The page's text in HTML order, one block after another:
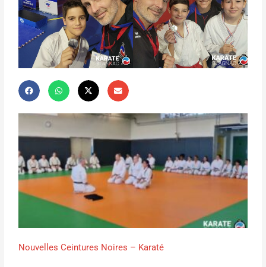
Nouvelles Ceintures Noires – Karaté